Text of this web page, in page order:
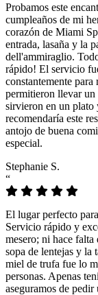
Probamos este
cumpleaños de mi
corazón de Miami
entrada, lasaña y la
dell'ammiraglio.
rápido! El servicio
constantemente
permitieron llevar un
sirvieron en un plato
recomendaría este
antojo de buena
especial.
Stephanie S.
“
El lugar perfecto
Servicio rápido y
mesero; ni hace
sopa de lentejas y la
miel de trufa fue lo
personas. Apenas
aseguramos de pedir